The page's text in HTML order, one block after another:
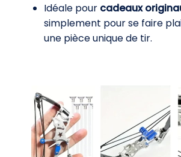
Idéale pour cadeaux
simplement pour se faire
une pièce unique de tir.